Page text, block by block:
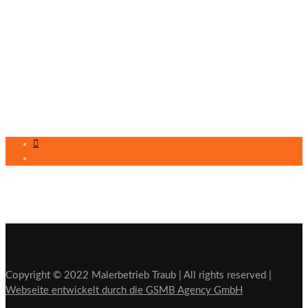
Copyright © 2022 Malerbetrieb Traub | All rights reserved |
Webseite entwickelt durch die GSMB Agency GmbH